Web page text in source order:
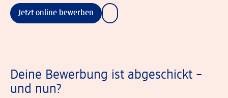
Jetzt online bewerben
Deine Bewerbung ist abgeschickt –
und nun?